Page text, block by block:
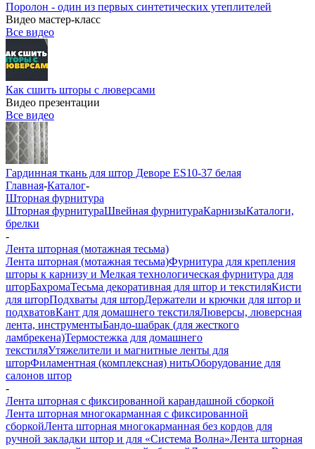
Поролон - один из первых синтетических утеплителей
Видео мастер-класс
Все видео
Как сшить шторы с люверсами
Видео презентации
Все видео
Гардинная ткань для штор Деворе ES10-37 белая
Главная-Каталог-
Шторная фурнитура
Шторная фурнитураШвейная фурнитураКарнизыКаталоги,
брелки
-
Лента шторная (мотажная тесьма)
Лента шторная (мотажная тесьма)Фурнитура для крепления
шторы к карнизу и Мелкая технологическая фурнитура для
шторБахромаТесьма декоративная для штор и текстиляКисти
для шторПодхваты для шторДержатели и крючки для штор и
подхватовКант для домашнего текстиляЛюверсы, люверсная
лента, инструментыБандо-шабрак (для жесткого
ламбрекена)Термостежка для домашнего
текстиляУтяжелители и магнитные ленты для
шторФиламентная (комплексная) нитьОборудование для
салонов штор
-
Лента шторная с фиксированной карандашной сборкой
Лента шторная многокарманная с фиксированной
сборкойЛента шторная многокарманная без кордов для
ручной закладки штор и для «Система Волна»Лента шторная